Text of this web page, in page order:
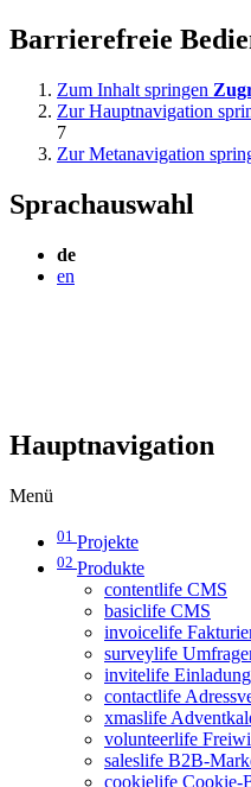
Barrierefreie
Zum Inhalt springen
Zur Hauptnavigation
7
Zur Metanavigation
Sprachauswahl
de
en
Hauptnavigation
Menü
01 Projekte
02 Produkte
contentlife CMS
basiclife CMS
invoicelife
surveylife
invitelife
contactlife
xmaslife
volunteerlife
saleslife B2B-
cookielife Cookie-